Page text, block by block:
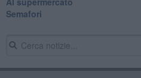
Semafori